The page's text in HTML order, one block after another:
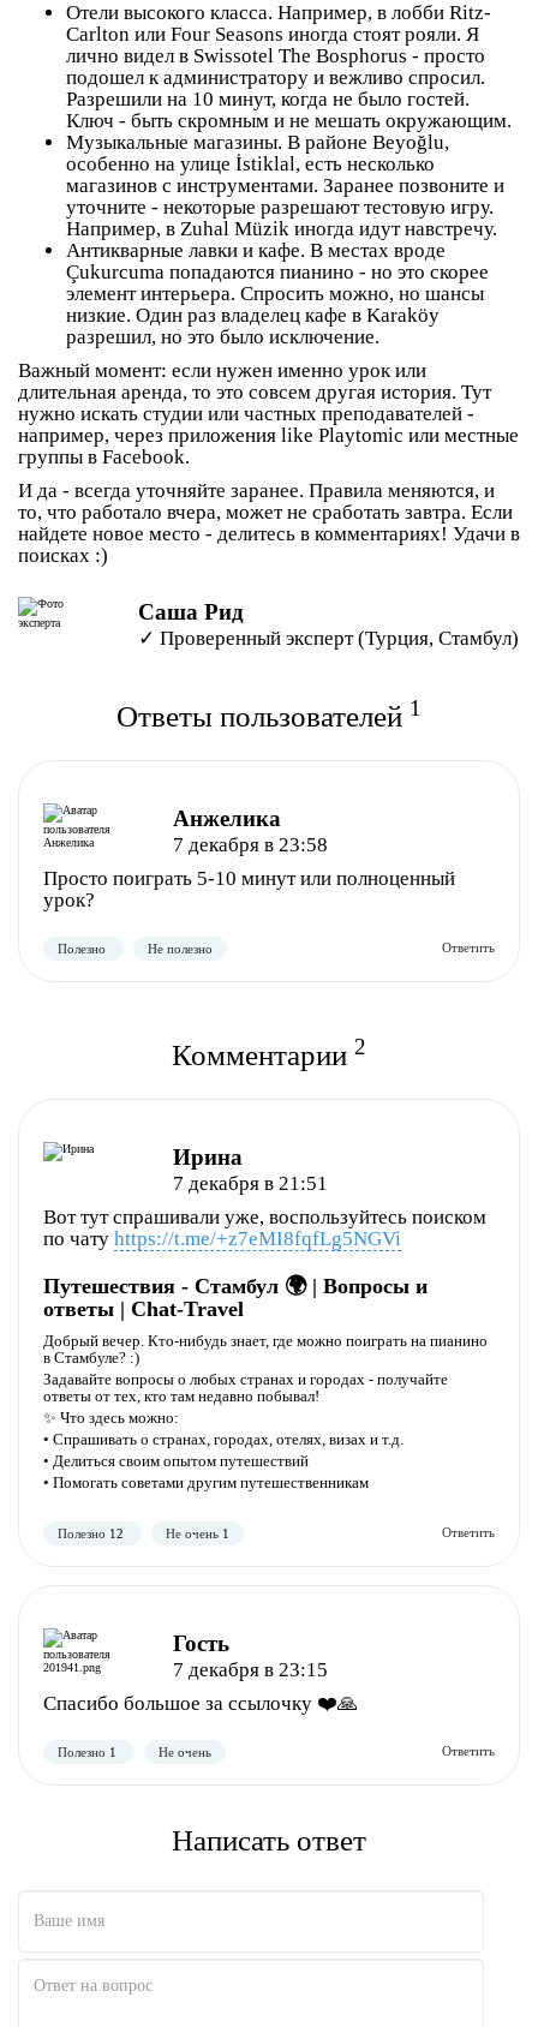
Отели высокого класса. Например, в лобби Ritz-
Carlton или Four Seasons иногда стоят рояли. Я
лично видел в Swissotel The Bosphorus - просто
подошел к администратору и вежливо спросил.
Разрешили на 10 минут, когда не было гостей.
Ключ - быть скромным и не мешать окружающим.
Музыкальные магазины. В районе Beyoğlu,
особенно на улице İstiklal, есть несколько
магазинов с инструментами. Заранее позвоните и
уточните - некоторые разрешают тестовую игру.
Например, в Zuhal Müzik иногда идут навстречу.
Антикварные лавки и кафе. В местах вроде
Çukurcuma попадаются пианино - но это скорее
элемент интерьера. Спросить можно, но шансы
низкие. Один раз владелец кафе в Karaköy
разрешил, но это было исключение.
Важный момент: если нужен именно урок или
длительная аренда, то это совсем другая история. Тут
нужно искать студии или частных преподавателей -
например, через приложения like Playtomic или местные
группы в Facebook.
И да - всегда уточняйте заранее. Правила меняются, и
то, что работало вчера, может не сработать завтра. Если
найдете новое место - делитесь в комментариях! Удачи в
поисках :)
Саша Рид
✓ Проверенный эксперт (Турция, Стамбул)
Ответы пользователей 1
Анжелика
7 декабря в 23:58
Просто поиграть 5-10 минут или полноценный
урок?
Полезно Не полезно
Комментарии 2
Ирина
7 декабря в 21:51
Вот тут спрашивали уже, воспользуйтесь поиском
по чату https://t.me/+z7eMI8fqfLg5NGVi
Путешествия - Стамбул 🌍 | Вопросы и
ответы | Chat-Travel
Добрый вечер. Кто-нибудь знает, где можно поиграть на пианино
в Стамбуле? :)
Задавайте вопросы о любых странах и городах - получайте
ответы от тех, кто там недавно побывал!
✨ Что здесь можно:
• Спрашивать о странах, городах, отелях, визах и т.д.
• Делиться своим опытом путешествий
• Помогать советами другим путешественникам
︎Гость
7 декабря в 23:15
Спасибо большое за ссылочку ❤️🙏
Написать ответ